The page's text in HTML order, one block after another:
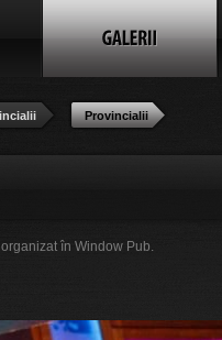
Provincialii
în Window Pub.